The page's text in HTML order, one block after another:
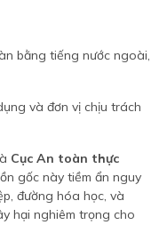
bằng tiếng nước ngoài,
và đơn vị chịu trách
Cục An toàn thực
gốc này tiềm ẩn nguy
đường hóa học, và
hại nghiêm trọng cho